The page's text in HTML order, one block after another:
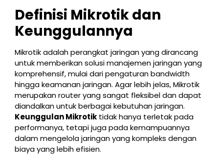
Definisi Mikrotik dan
Keunggulannya
Mikrotik adalah perangkat jaringan yang dirancang
untuk memberikan solusi manajemen jaringan yang
komprehensif, mulai dari pengaturan bandwidth
hingga keamanan jaringan. Agar lebih jelas, Mikrotik
merupakan router yang sangat fleksibel dan dapat
diandalkan untuk berbagai kebutuhan jaringan.
Keunggulan Mikrotik tidak hanya terletak pada
performanya, tetapi juga pada kemampuannya
dalam mengelola jaringan yang kompleks dengan
biaya yang lebih efisien.